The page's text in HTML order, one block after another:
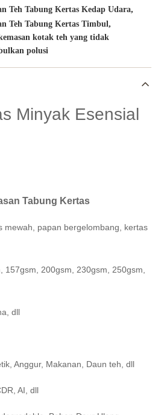
Teh Tabung Kertas Kedap Udara,
Teh Tabung Kertas Timbul,
kotak teh yang tidak
polusi
Minyak Esensial
Tabung Kertas
mewah, papan bergelombang, kertas
157gsm, 200gsm, 230gsm, 250gsm,
dll
Anggur, Makanan, Daun teh, dll
AI, dll